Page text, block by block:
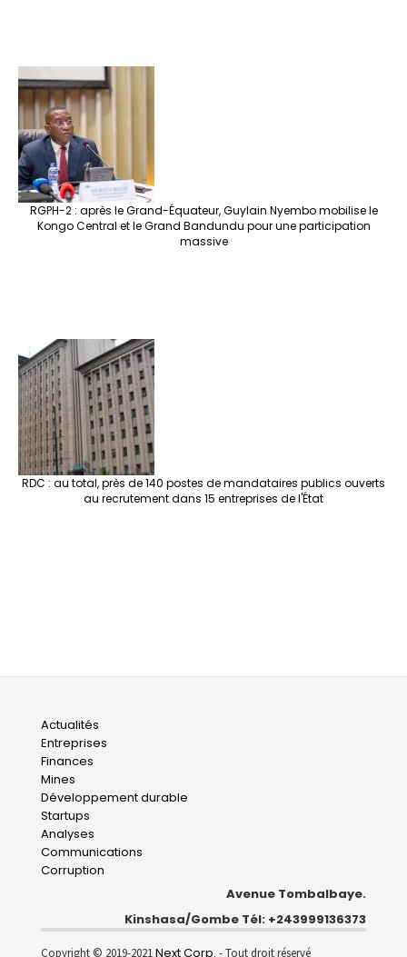
RGPH-2 : après le Grand-Équateur, Guylain Nyembo mobilise le
Kongo Central et le Grand Bandundu pour une participation
massive
RDC : au total, près de 140 postes de mandataires publics ouverts
au recrutement dans 15 entreprises de l'État
Main
navigation
Actualités
Entreprises
Finances
Mines
Développement durable
Startups
Analyses
Communications
Corruption
Avenue Tombalbaye.
Kinshasa/Gombe Tél: +243999136373
Copyright © 2019-2021Next Corp. - Tout droit réservé